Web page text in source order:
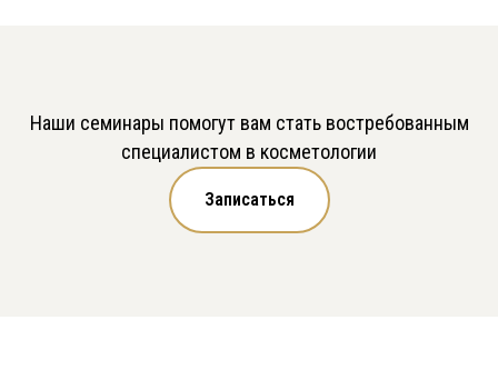
Наши семинары помогут вам стать востребованным
специалистом в косметологии
Записаться